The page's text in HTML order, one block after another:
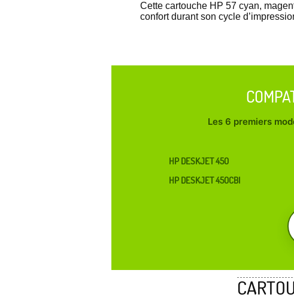
Cette cartouche HP 57 cyan,
confort durant son cycle
Les 6 premiers
HP DESKJET 450
HP DESKJET 450CBI